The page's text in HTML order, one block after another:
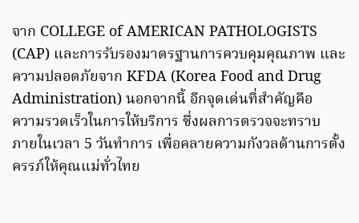
จาก COLLEGE of AMERICAN PATHOLOGISTS
(CAP) และการรับรองมาตรฐานการควบคุมคุณภาพ และ
ความปลอดภัยจาก KFDA (Korea Food and Drug
Administration) นอกจากนี้ อีกจุดเด่นที่สำคัญคือ
ความรวดเร็วในการให้บริการ ซึ่งผลการตรวจจะทราบ
ภายในเวลา 5 วันทำการ เพื่อคลายความกังวลด้านการตั้ง
ครรภ์ให้คุณแม่ทั่วไทย